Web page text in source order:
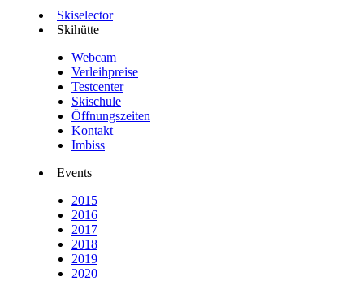
Skiselector
Skihütte
Webcam
Verleihpreise
Testcenter
Skischule
Öffnungszeiten
Kontakt
Imbiss
Events
2015
2016
2017
2018
2019
2020